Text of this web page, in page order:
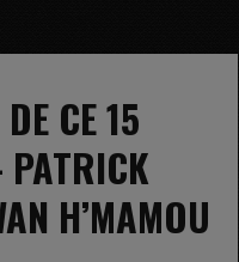
CE 15
H’MAMOU